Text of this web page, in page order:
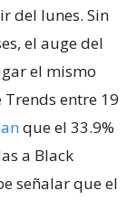
del lunes. Sin
el auge del
el mismo
Trends entre 19
que el 33.9%
a Black
señalar que el